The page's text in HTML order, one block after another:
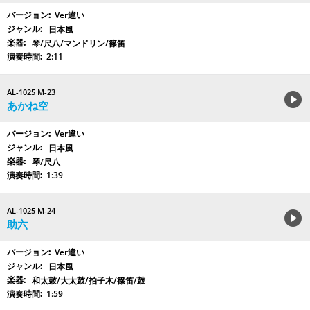
Ver違い
日本風
琴/尺八/マンドリン/篠笛
2:11
AL-1025 M-23
あかね空
Ver違い
日本風
琴/尺八
1:39
AL-1025 M-24
助六
Ver違い
日本風
和太鼓/大太鼓/拍子木/篠笛/鼓
1:59